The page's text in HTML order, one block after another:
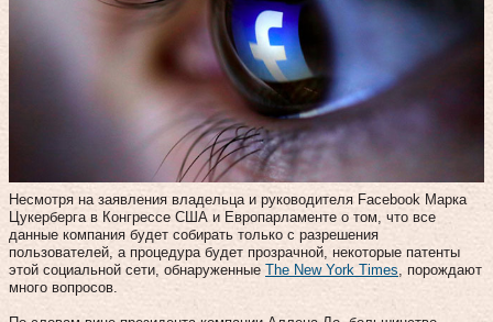
Несмотря на заявления владельца и руководителя Facebook Марка
Цукерберга в Конгрессе США и Европарламенте о том, что все
данные компания будет собирать только с разрешения
пользователей, а процедура будет прозрачной, некоторые патенты
этой социальной сети, обнаруженные The New York Times , порождают
много вопросов.